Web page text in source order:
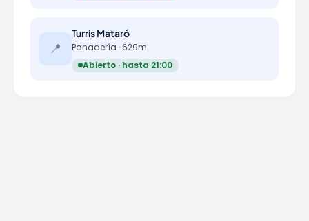
📍
Turris Mataró
Panadería · 629m
Abierto · hasta 21:00